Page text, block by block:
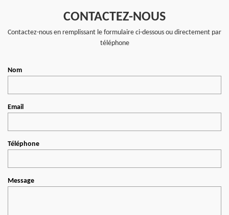
CONTACTEZ-NOUS
Contactez-nous en remplissant le formulaire ci-dessous ou directement par
téléphone
Nom
Email
Téléphone
Message